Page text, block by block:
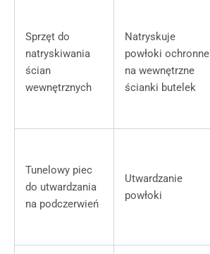
Sprzęt do
natryskiwania
ścian
wewnętrznych
Natryskuje
powłoki ochronne
na wewnętrzne
ścianki butelek
Tunelowy piec
do utwardzania
na podczerwień
Utwardzanie
powłoki